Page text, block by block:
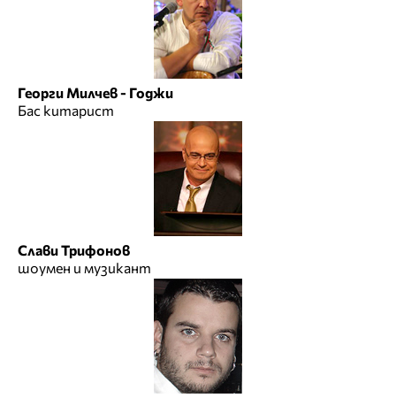
Георги Милчев - Годжи
Бас китарист
Слави Трифонов
шоумен и музикант